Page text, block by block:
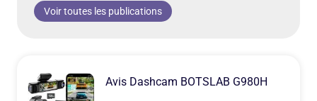
Voir toutes les publications
Avis Dashcam BOTSLAB G980H